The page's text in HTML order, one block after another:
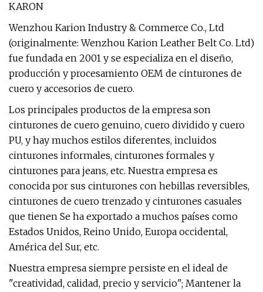
KARON
Wenzhou Karion Industry & Commerce Co., Ltd
(originalmente: Wenzhou Karion Leather Belt Co. Ltd)
fue fundada en 2001 y se especializa en el diseño,
producción y procesamiento OEM de cinturones de
cuero y accesorios de cuero.
Los principales productos de la empresa son
cinturones de cuero genuino, cuero dividido y cuero
PU, y hay muchos estilos diferentes, incluidos
cinturones informales, cinturones formales y
cinturones para jeans, etc. Nuestra empresa es
conocida por sus cinturones con hebillas reversibles,
cinturones de cuero trenzado y cinturones casuales
que tienen Se ha exportado a muchos países como
Estados Unidos, Reino Unido, Europa occidental,
América del Sur, etc.
Nuestra empresa siempre persiste en el ideal de
"creatividad, calidad, precio y servicio"; Mantener la